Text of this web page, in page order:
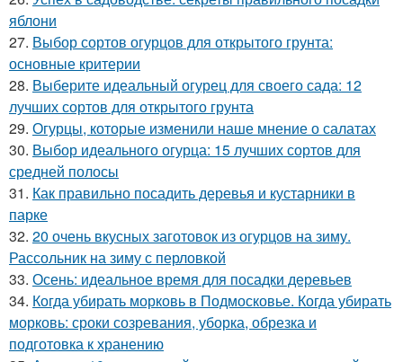
яблони
27. Выбор сортов огурцов для открытого грунта:
основные критерии
28. Выберите идеальный огурец для своего сада: 12
лучших сортов для открытого грунта
29. Огурцы, которые изменили наше мнение о салатах
30. Выбор идеального огурца: 15 лучших сортов для
средней полосы
31. Как правильно посадить деревья и кустарники в
парке
32. 20 очень вкусных заготовок из огурцов на зиму.
Рассольник на зиму с перловкой
33. Осень: идеальное время для посадки деревьев
34. Когда убирать морковь в Подмосковье. Когда убирать
морковь: сроки созревания, уборка, обрезка и
подготовка к хранению